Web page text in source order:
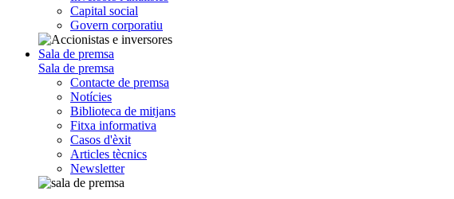
Capital social
Govern corporatiu
Sala de premsa
Sala de premsa
Contacte de premsa
Notícies
Biblioteca de mitjans
Fitxa informativa
Casos d'èxit
Articles tècnics
Newsletter